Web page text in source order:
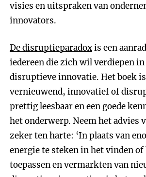
visies en uitspraken van
innovators.
De disruptieparadoxis een
iedereen die zich wil verdiepen
disruptieve innovatie. Het boek
vernieuwend, innovatief of
prettig leesbaar en een goede
het onderwerp. Neem het advies
zeker ten harte: ‘In plaats van
energie te steken in het vinden of
toepassen en vermarkten van